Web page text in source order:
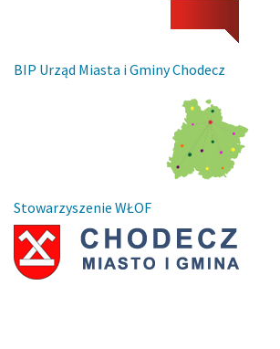
BIP Urząd Miasta i Gminy Chodecz
Stowarzyszenie WŁOF